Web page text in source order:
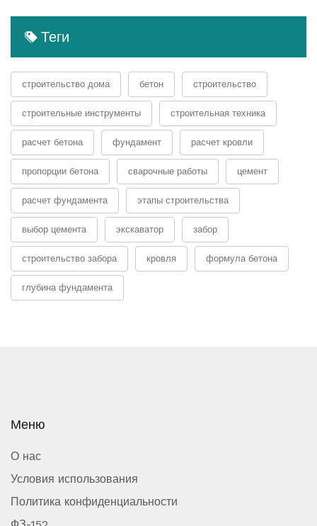
Теги
строительство дома бетон строительство
строительные инструменты строительная техника
расчет бетона фундамент расчет кровли
пропорции бетона сварочные работы цемент
расчет фундамента этапы строительства
выбор цемента экскаватор забор
строительство забора кровля формула бетона
глубина фундамента
Меню
О нас
Условия использования
Политика конфиденциальности